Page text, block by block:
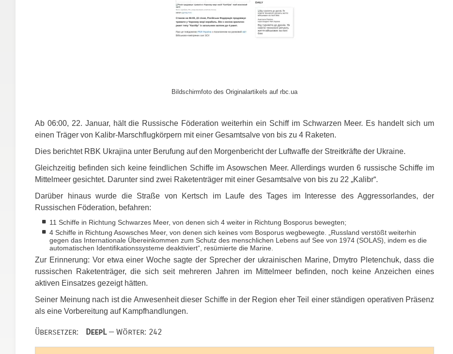
Bildschirmfoto des Originalartikels auf rbc.ua
Ab 06:00, 22. Januar, hält die Russische Föderation weiterhin ein Schiff im Schwarzen Meer. Es handelt sich um
einen Träger von Kalibr-Marschflugkörpern mit einer Gesamtsalve von bis zu 4 Raketen.
Dies berichtet RBK Ukrajina unter Berufung auf den Morgenbericht der Luftwaffe der Streitkräfte der Ukraine.
Gleichzeitig befinden sich keine feindlichen Schiffe im Asowschen Meer. Allerdings wurden 6 russische Schiffe im
Mittelmeer gesichtet. Darunter sind zwei Raketenträger mit einer Gesamtsalve von bis zu 22 „Kalibr“.
Darüber hinaus wurde die Straße von Kertsch im Laufe des Tages im Interesse des Aggressorlandes, der
Russischen Föderation, befahren:
11 Schiffe in Richtung Schwarzes Meer, von denen sich 4 weiter in Richtung Bosporus bewegten;
4 Schiffe in Richtung Asowsches Meer, von denen sich keines vom Bosporus wegbewegte. „Russland verstößt weiterhin
gegen das Internationale Übereinkommen zum Schutz des menschlichen Lebens auf See von 1974 (SOLAS), indem es die
automatischen Identifikationssysteme deaktiviert“, resümierte die Marine.
Zur Erinnerung: Vor etwa einer Woche sagte der Sprecher der ukrainischen Marine, Dmytro Pletenchuk, dass die
russischen Raketenträger, die sich seit mehreren Jahren im Mittelmeer befinden, noch keine Anzeichen eines
aktiven Einsatzes gezeigt hätten.
Seiner Meinung nach ist die Anwesenheit dieser Schiffe in der Region eher Teil einer ständigen operativen Präsenz
als eine Vorbereitung auf Kampfhandlungen.
Übersetzer: DeepL— Wörter: 242